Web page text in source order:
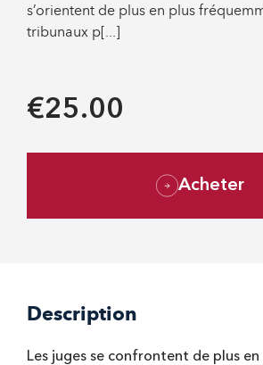
s’orientent de plus en plus
tribunaux p[...]
€25.00
Acheter
Description
Les juges se confrontent de plus